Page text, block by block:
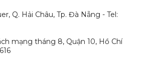
Q. Hải Châu, Tp. Đà Nẵng - Tel:
mạng tháng 8, Quận 10, Hồ Chí